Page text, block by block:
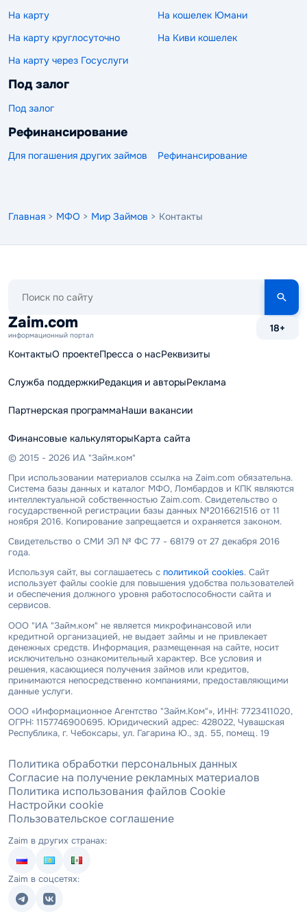
На карту
На кошелек Юмани
На карту круглосуточно
На Киви кошелек
На карту через Госуслуги
Под залог
Под залог
Рефинансирование
Для погашения других займов Рефинансирование
Главная > МФО > Мир Займов > Контакты
сайту
Zaim.com
информационный портал
18+
КонтактыО проектеПресса о насРеквизиты
Служба поддержкиРедакция и авторыРеклама
Партнерская программаНаши вакансии
Финансовые калькуляторыКарта сайта
© 2015 - 2026 ИА "Займ.ком"
При использовании материалов ссылка на Zaim.com обязательна.
Система базы данных и каталог МФО, Ломбардов и КПК являются
интеллектуальной собственностью Zaim.com. Свидетельство о
государственной регистрации базы данных №2016621516 от 11
ноября 2016. Копирование запрещается и охраняется законом.
Свидетельство о СМИ ЭЛ № ФС 77 - 68179 от 27 декабря 2016
года.
Используя сайт, вы соглашаетесь с политикой cookies. Сайт
использует файлы cookie для повышения удобства пользователей
и обеспечения должного уровня работоспособности сайта и
сервисов.
ООО "ИА "Займ.ком" не является микрофинансовой или
кредитной организацией, не выдает займы и не привлекает
денежных средств. Информация, размещенная на сайте, носит
исключительно ознакомительный характер. Все условия и
решения, касающиеся получения займов или кредитов,
принимаются непосредственно компаниями, предоставляющими
данные услуги.
ООО «Информационное Агентство "Займ.Ком"», ИНН: 7723411020,
ОГРН: 1157746900695. Юридический адрес: 428022, Чувашская
Республика, г. Чебоксары, ул. Гагарина Ю., зд. 55, помещ. 19
Политика обработки персональных данных
Согласие на получение рекламных материалов
Политика использования файлов Cookie
Настройки cookie
Пользовательское соглашение
Zaim в других странах:
Zaim в соцсетях: